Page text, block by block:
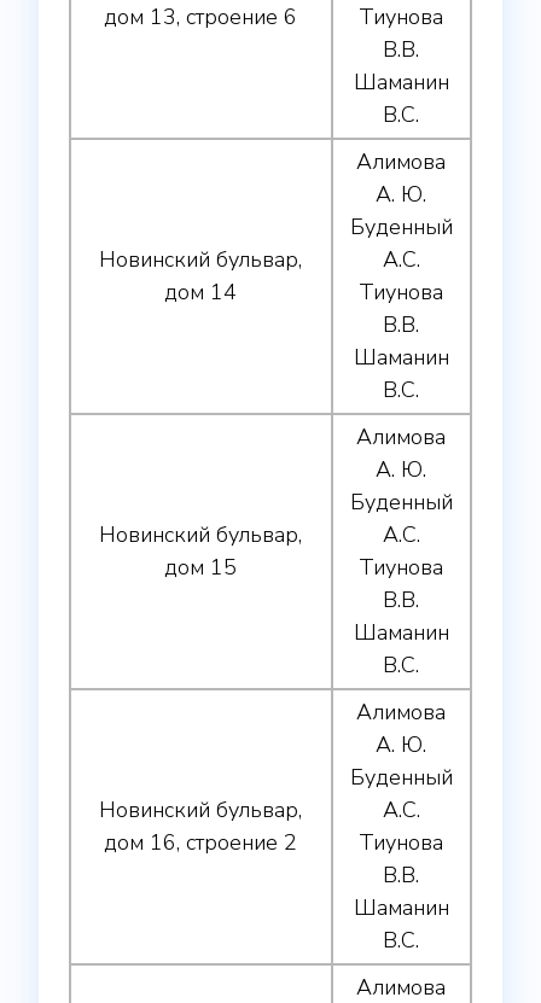
дом 13, строение 6
Тиунова
В.В.
Шаманин
В.С.
Новинский бульвар,
дом 14
Алимова
А. Ю.
Буденный
А.С.
Тиунова
В.В.
Шаманин
В.С.
Новинский бульвар,
дом 15
Алимова
А. Ю.
Буденный
А.С.
Тиунова
В.В.
Шаманин
В.С.
Новинский бульвар,
дом 16, строение 2
Алимова
А. Ю.
Буденный
А.С.
Тиунова
В.В.
Шаманин
В.С.
Алимова